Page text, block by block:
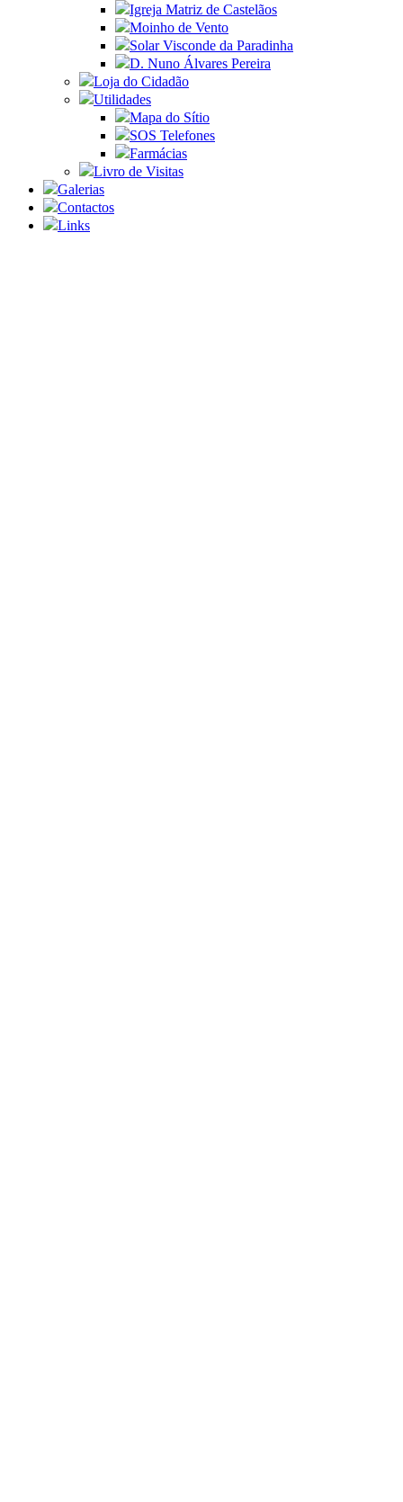
Igreja Matriz de Castelãos
Moinho de Vento
Solar Visconde da Paradinha
D. Nuno Álvares Pereira
Loja do Cidadão
Utilidades
Mapa do Sítio
SOS Telefones
Farmácias
Livro de Visitas
Galerias
Contactos
Links